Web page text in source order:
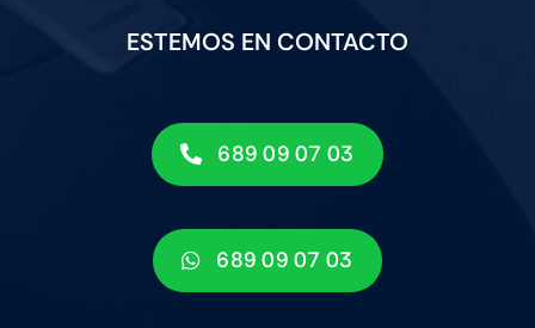
ESTEMOS EN CONTACTO
689 09 07 03
689 09 07 03